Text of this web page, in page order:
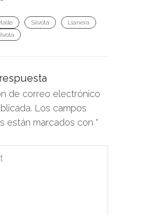
Silvota
Llanera
de correo electrónico
Los campos
están marcados con *